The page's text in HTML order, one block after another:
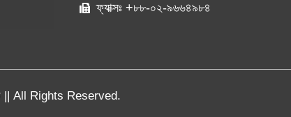
ফ্যাক্সঃ +৮৮-০২-৯৬৬৪৯৮৪
|| All Rights Reserved.